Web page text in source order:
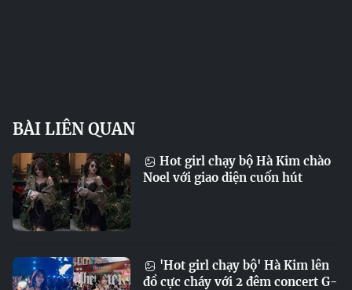
BÀI LIÊN QUAN
Hot girl chạy bộ Hà Kim chào
Noel với giao diện cuốn hút
'Hot girl chạy bộ' Hà Kim lên
đồ cực cháy với 2 đêm concert G-